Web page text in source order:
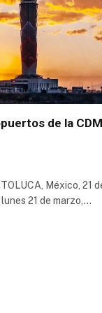
de la
México, 21
21 de marzo,…